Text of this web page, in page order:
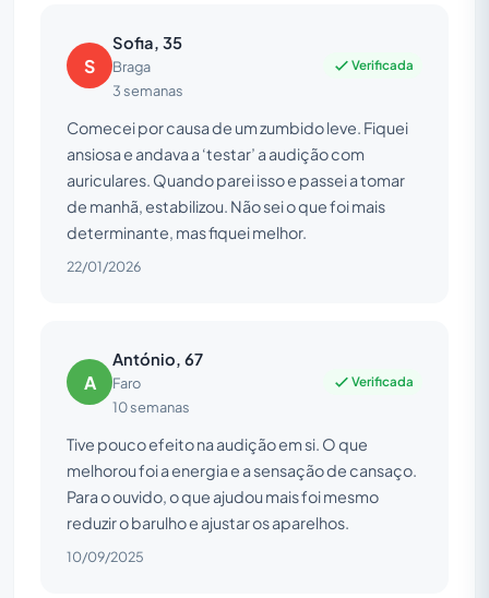
S
Sofia, 35
Braga
3 semanas
Verificada
Comecei por causa de um zumbido leve. Fiquei
ansiosa e andava a ‘testar’ a audição com
auriculares. Quando parei isso e passei a tomar
de manhã, estabilizou. Não sei o que foi mais
determinante, mas fiquei melhor.
22/01/2026
A
António, 67
Faro
10 semanas
Verificada
Tive pouco efeito na audição em si. O que
melhorou foi a energia e a sensação de cansaço.
Para o ouvido, o que ajudou mais foi mesmo
reduzir o barulho e ajustar os aparelhos.
10/09/2025